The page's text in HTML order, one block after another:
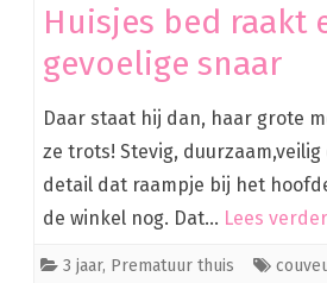
Huisjes bed raakt
gevoelige snaar
Daar staat hij dan, haar grote
ze trots! Stevig, duurzaam,veilig
detail dat raampje bij het
de winkel nog. Dat… Lees
3 jaar, Prematuur thuis